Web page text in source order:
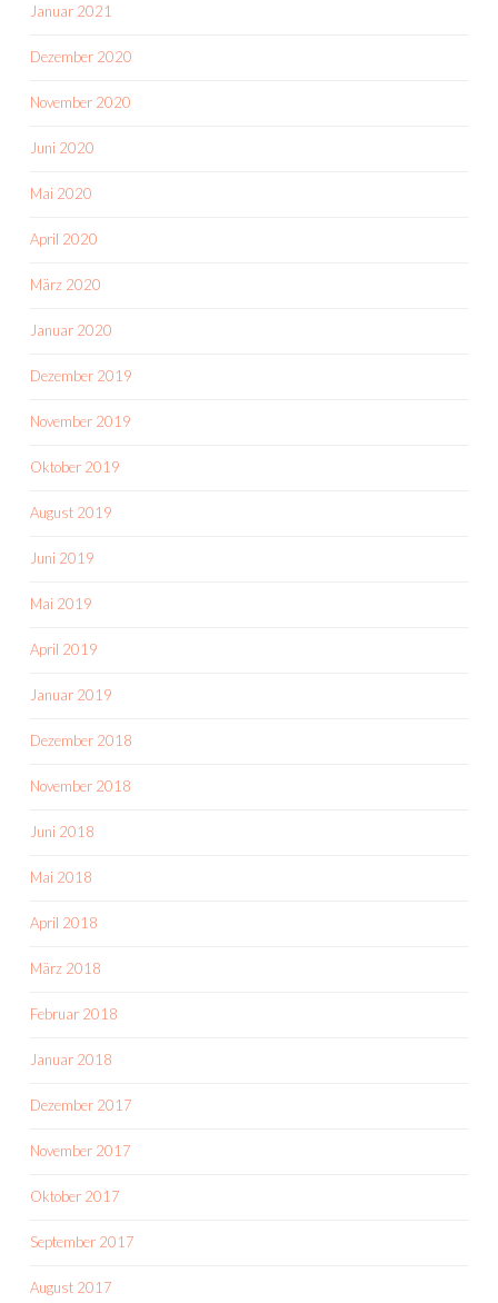
Januar 2021
Dezember 2020
November 2020
Juni 2020
Mai 2020
April 2020
März 2020
Januar 2020
Dezember 2019
November 2019
Oktober 2019
August 2019
Juni 2019
Mai 2019
April 2019
Januar 2019
Dezember 2018
November 2018
Juni 2018
Mai 2018
April 2018
März 2018
Februar 2018
Januar 2018
Dezember 2017
November 2017
Oktober 2017
September 2017
August 2017